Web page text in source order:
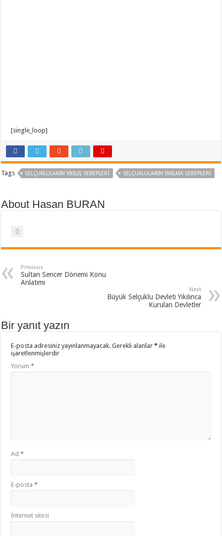
[single_loop]
Tags SELÇUKLULARIN YIKILIŞ SEBEPLERI SELÇUKLULARIN YIKILMA SEBEPLERI
About Hasan BURAN
Previous
Sultan Sencer Dönemi Konu
Anlatımı
Next
Büyük Selçuklu Devleti Yıkılınca
Kurulan Devletler
Bir yanıt yazın
E-posta adresiniz yayınlanmayacak. Gerekli alanlar* ile
işaretlenmişlerdir
Yorum*
Ad*
E-posta*
İnternet sitesi